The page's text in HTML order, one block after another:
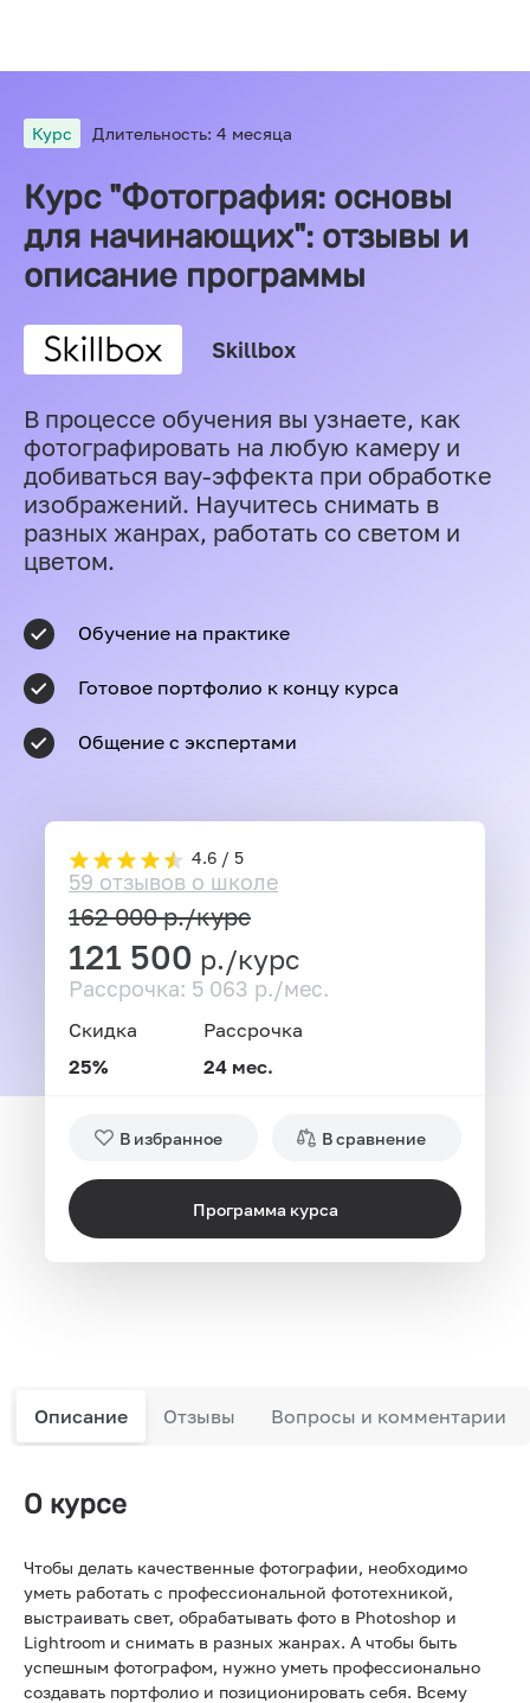
Курс Длительность: 4 месяца
Курс "Фотография: основы
для начинающих": отзывы и
описание программы
Skillbox
В процессе обучения вы узнаете, как
фотографировать на любую камеру и
добиваться вау-эффекта при обработке
изображений. Научитесь снимать в
разных жанрах, работать со светом и
цветом.
Обучение на практике
Готовое портфолио к концу курса
Общение с экспертами
4.6 / 5
59 отзывов о школе
162 000р./курс
121 500 р./курс
Рассрочка: 5 063 р./мес.
Скидка
25%
Рассрочка
24 мес.
В избранное В сравнение
Программа курса
Описание Отзывы Вопросы и комментарии
О курсе
Чтобы делать качественные фотографии, необходимо
уметь работать с профессиональной фототехникой,
выстраивать свет, обрабатывать фото в Photoshop и
Lightroom и снимать в разных жанрах. А чтобы быть
успешным фотографом, нужно уметь профессионально
создавать портфолио и позиционировать себя. Всему